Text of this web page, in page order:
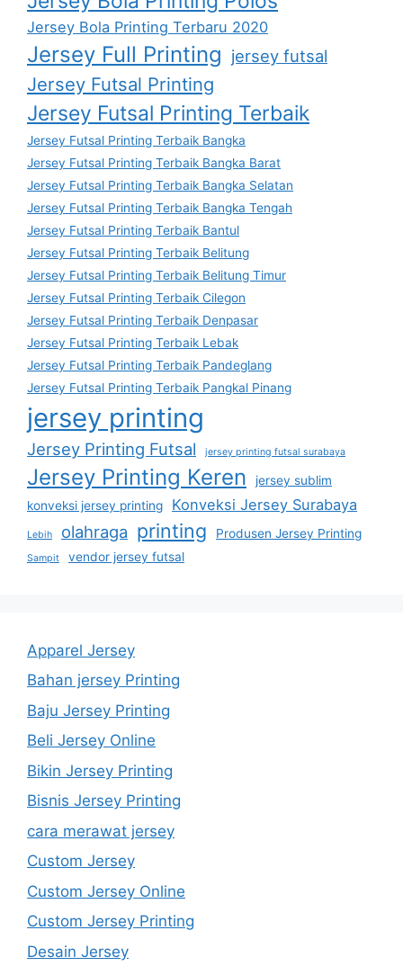
Jersey Bola Printing Terbaru 2020
Jersey Full Printing jersey futsal
Jersey Futsal Printing
Jersey Futsal Printing Terbaik
Jersey Futsal Printing Terbaik Bangka
Jersey Futsal Printing Terbaik Bangka Barat
Jersey Futsal Printing Terbaik Bangka Selatan
Jersey Futsal Printing Terbaik Bangka Tengah
Jersey Futsal Printing Terbaik Bantul
Jersey Futsal Printing Terbaik Belitung
Jersey Futsal Printing Terbaik Belitung Timur
Jersey Futsal Printing Terbaik Cilegon
Jersey Futsal Printing Terbaik Denpasar
Jersey Futsal Printing Terbaik Lebak
Jersey Futsal Printing Terbaik Pandeglang
Jersey Futsal Printing Terbaik Pangkal Pinang
jersey printing
Jersey Printing Futsal jersey printing futsal surabaya
Jersey Printing Keren
jersey sublim
konveksi jersey printing
Konveksi Jersey Surabaya
Lebih olahraga printing Produsen Jersey Printing
Sampit vendor jersey futsal
Apparel Jersey
Bahan jersey Printing
Baju Jersey Printing
Beli Jersey Online
Bikin Jersey Printing
Bisnis Jersey Printing
cara merawat jersey
Custom Jersey
Custom Jersey Online
Custom Jersey Printing
Desain Jersey